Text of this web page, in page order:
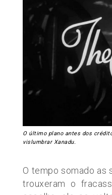
O último plano antes dos
vislumbrar Xanadu.
O tempo somado as
trouxeram o